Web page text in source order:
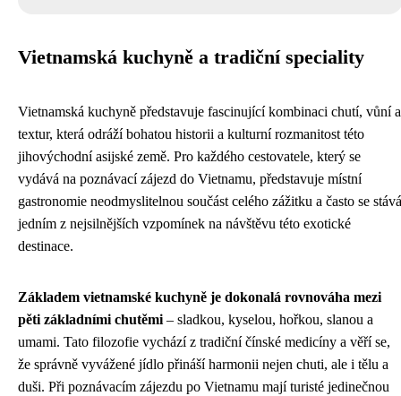
Vietnamská kuchyně a tradiční speciality
Vietnamská kuchyně představuje fascinující kombinaci chutí, vůní a
textur, která odráží bohatou historii a kulturní rozmanitost této
jihovýchodní asijské země. Pro každého cestovatele, který se
vydává na poznávací zájezd do Vietnamu, představuje místní
gastronomie neodmyslitelnou součást celého zážitku a často se stává
jedním z nejsilnějších vzpomínek na návštěvu této exotické
destinace.
Základem vietnamské kuchyně je dokonalá rovnováha mezi
pěti základními chutěmi – sladkou, kyselou, hořkou, slanou a
umami. Tato filozofie vychází z tradiční čínské medicíny a věří se,
že správně vyvážené jídlo přináší harmonii nejen chuti, ale i tělu a
duši. Při poznávacím zájezdu po Vietnamu mají turisté jedinečnou